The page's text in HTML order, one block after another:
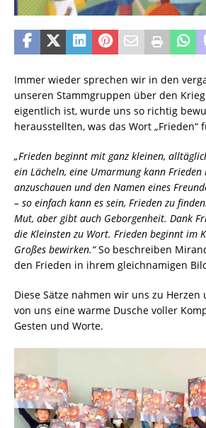
Immer wieder sprechen wir in den
unseren Stammgruppen über den
eigentlich ist, wurde uns so richtig
herausstellten, was das Wort „Frieden“
„Frieden beginnt mit ganz kleinen,
ein Lächeln, eine Umarmung kann Frieden
anzuschauen und den Namen eines
– so einfach kann es sein, Frieden zu
Mut, aber gibt auch Geborgenheit. Dank
die Kleinsten zu Wort. Frieden beginnt im
Großes bewirken.“So beschreiben
den Frieden in ihrem gleichnamigen
Diese Sätze nahmen wir uns zu Herzen
von uns eine warme Dusche voller
Gesten und Worte.